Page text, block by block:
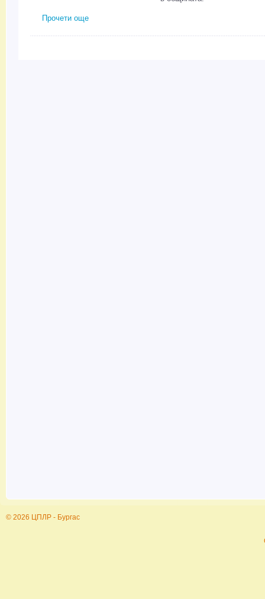
Прочети още
© 2026 ЦПЛР - Бургас